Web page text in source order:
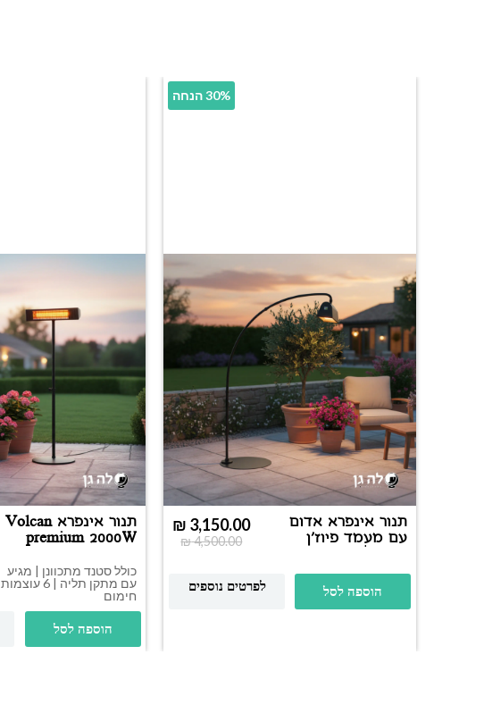
30% הנחה
תנור אינפרא אדום
עם מעמד פיוז’ן
BOSTON premium
2500W | שחור מט
₪4,500.00
₪ 3,150.00
הוספה לסל לפרטים נוספים
תנור אינפרא Volcan
premium 2000W
כולל סטנד מתכוונן | מגיע
עם מתקן תליה | 6 עוצמות
חימום
הוספה לסל